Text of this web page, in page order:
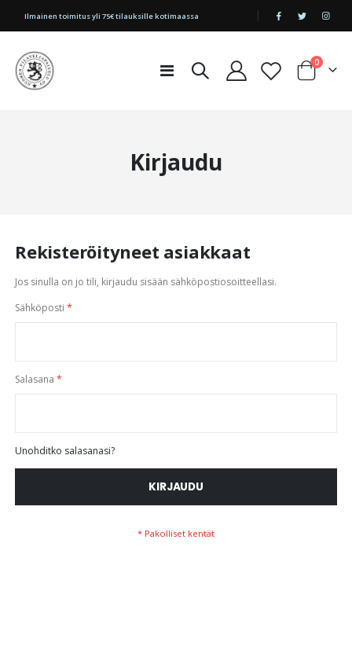
|
Ilmainen toimitus yli 75€ tilauksille kotimaassa
Toggle
Cart
0tuotetta
Kirjaudu
Rekisteröityneet asiakkaat
Jos sinulla on jo tili, kirjaudu sisään sähköpostiosoitteellasi.
Sähköposti
Salasana
Unohditko salasanasi?
KIRJAUDU